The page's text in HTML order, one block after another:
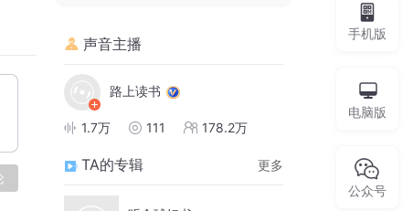
声音主播
路上读书
1.7万 111 178.2万
TA的专辑 更多
手机版
电脑版
公众号